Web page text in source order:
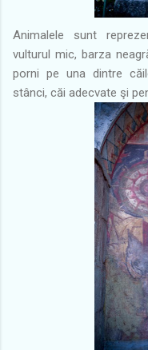
Animalele sunt
vulturul mic, barza
porni pe una dintre
stânci, căi adecvate şi